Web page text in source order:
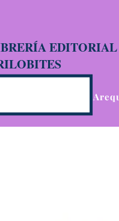
EDITORIAL
San Agustín 201,